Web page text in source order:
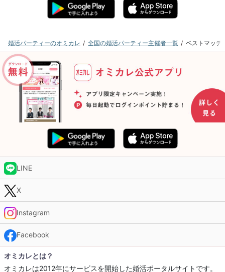
婚活パーティーのオミカレ 全国の婚活パーティー主催者一覧 ベストマッチ
LINE
X
Instagram
Facebook
オミカレとは？
オミカレは2012年にサービスを開始した婚活ポータルサイトです。